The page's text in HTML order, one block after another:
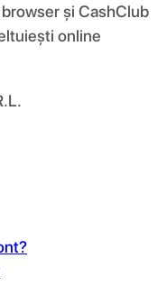
și CashClub
online